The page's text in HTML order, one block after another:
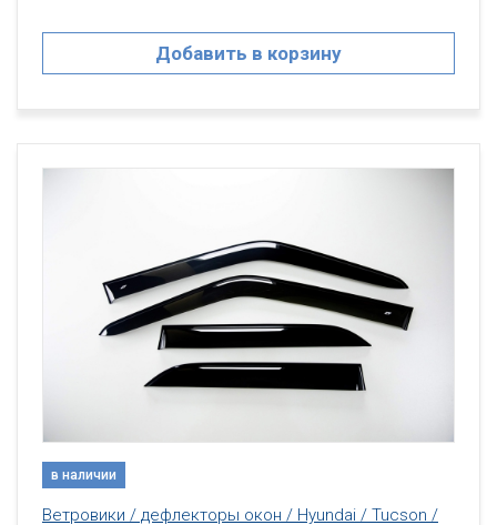
Добавить в корзину
в наличии
Ветровики / дефлекторы окон / Hyundai / Tucson /